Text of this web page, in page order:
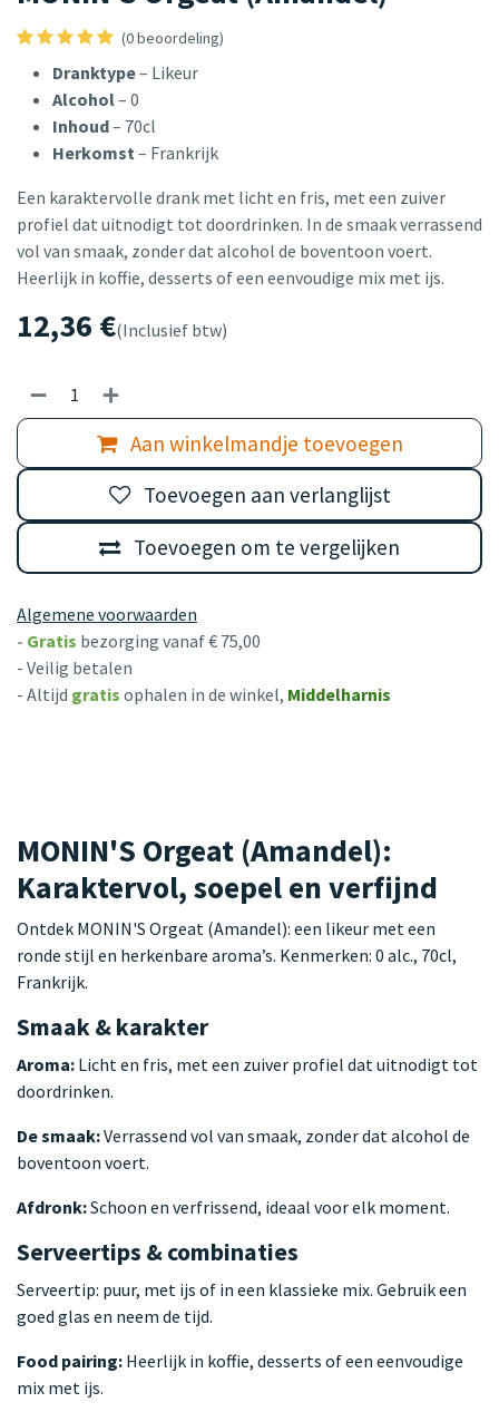
(0 beoordeling)
Dranktype– Likeur
Alcohol– 0
Inhoud– 70cl
Herkomst– Frankrijk
Een karaktervolle drank met licht en fris, met een zuiver
profiel dat uitnodigt tot doordrinken. In de smaak verrassend
vol van smaak, zonder dat alcohol de boventoon voert.
Heerlijk in koffie, desserts of een eenvoudige mix met ijs.
12,36 €(Inclusief btw)
Aan winkelmandje toevoegen
Toevoegen om te vergelijken
Toevoegen aan verlanglijst
Algemene voorwaarden
- Gratis bezorging vanaf € 75,00
- Veilig betalen
- Altijd gratis ophalen in de winkel, Middelharnis
MONIN'S Orgeat (Amandel):
Karaktervol, soepel en verfijnd
Ontdek MONIN'S Orgeat (Amandel): een likeur met een
ronde stijl en herkenbare aroma’s. Kenmerken: 0 alc., 70cl,
Frankrijk.
Smaak & karakter
Aroma: Licht en fris, met een zuiver profiel dat uitnodigt tot
doordrinken.
De smaak:Verrassend vol van smaak, zonder dat alcohol de
boventoon voert.
Afdronk:Schoon en verfrissend, ideaal voor elk moment.
Serveertips & combinaties
Serveertip: puur, met ijs of in een klassieke mix. Gebruik een
goed glas en neem de tijd.
Food pairing: Heerlijk in koffie, desserts of een eenvoudige
mix met ijs.